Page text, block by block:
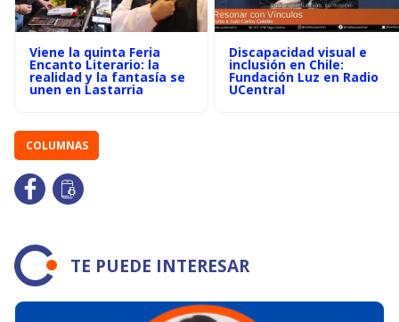
Viene la quinta Feria
Encanto Literario: la
realidad y la fantasía se
unen en Lastarria
Discapacidad visual e
inclusión en Chile:
Fundación Luz en Radio
UCentral
COLUMNAS
TE PUEDE INTERESAR